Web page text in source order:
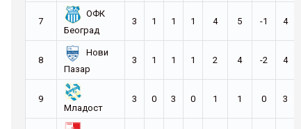
7
ОФК
Београд
3 1 1 1 4 5 -1 4
8
Нови
Пазар
3 1 1 1 2 4 -2 4
9
Младост
3 0 3 0 1 1 0 3